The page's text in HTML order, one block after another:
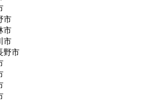
市
市
市
野市